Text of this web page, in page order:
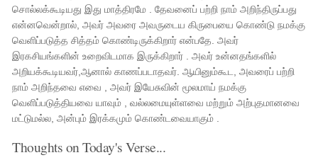
சொல்லக்கூடியது இது மாத்திரமே . தேவனைப் பற்றி நாம் அறிந்திருப்பது
என்னவென்றால், அவர் அவரை அவருடைய கிருபையை கொண்டு நமக்கு
வெளிப்படுத்த சித்தம் கொண்டிருக்கிறார் என்பதே. அவர்
இரகசியங்களின் உறைவிடமாக இருக்கிறார் . அவர் உன்னதங்களில்
அறியக்கூடியவர்,ஆனால் காணப்படாதவர். ஆயினும்கூட, அவரைப் பற்றி
நாம் அறிந்தவை எவை , அவர் இயேசுவின் மூலமாய் நமக்கு
வெளிப்படுத்தியவை யாவும் , வல்லமையுள்ளவை மற்றும் அற்புதமானவை
மட்டுமல்ல, அன்பும் இரக்கமும் கொண்டவையாகும் .
Thoughts on Today's Verse...